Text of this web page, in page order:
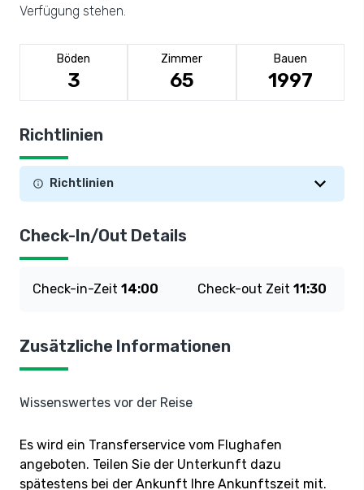
Verfügung stehen.
Böden
3
Zimmer
65
Bauen
1997
Richtlinien
Richtlinien
Check-In/Out Details
Check-in-Zeit 14:00 Check-out Zeit 11:30
Zusätzliche Informationen
Wissenswertes vor der Reise
Es wird ein Transferservice vom Flughafen
angeboten. Teilen Sie der Unterkunft dazu
spätestens bei der Ankunft Ihre Ankunftszeit mit.